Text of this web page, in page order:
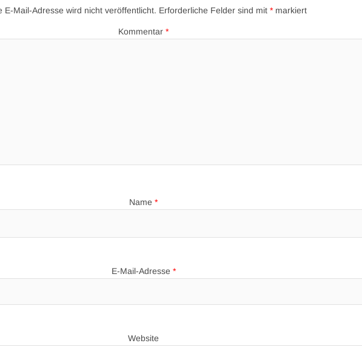
E-Mail-Adresse wird nicht veröffentlicht. Erforderliche Felder sind mit * markiert
Kommentar *
Name *
E-Mail-Adresse *
Website